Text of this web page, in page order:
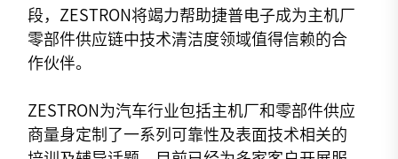
段，ZESTRON将竭力帮助捷普电子成为主机厂
零部件供应链中技术清洁度领域值得信赖的合
作伙伴。
ZESTRON为汽车行业包括主机厂和零部件供应
商量身定制了一系列可靠性及表面技术相关的